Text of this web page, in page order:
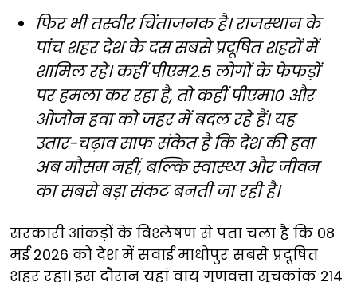
फिर भी तस्वीर चिंताजनक है। राजस्थान के
पांच शहर देश के दस सबसे प्रदूषित शहरों में
शामिल रहे। कहीं पीएम2.5 लोगों के फेफड़ों
पर हमला कर रहा है, तो कहीं पीएम10 और
ओजोन हवा को जहर में बदल रहे हैं। यह
उतार-चढ़ाव साफ संकेत है कि देश की हवा
अब मौसम नहीं, बल्कि स्वास्थ्य और जीवन
का सबसे बड़ा संकट बनती जा रही है।
सरकारी आंकड़ों के विश्लेषण से पता चला है कि 08
मई 2026 को देश में सवाई माधोपुर सबसे प्रदूषित
शहर रहा। इस दौरान यहां वायु गुणवत्ता सूचकांक 214